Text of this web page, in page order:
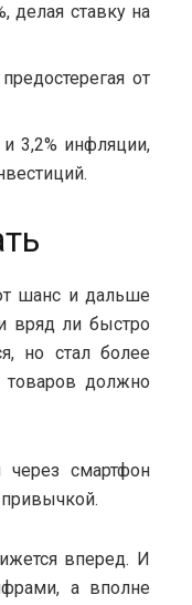
делая ставку на
от
3,2% инфляции,
шанс и дальше
вряд ли быстро
но стал более
товаров должно
через смартфон
вперед. И
а вполне